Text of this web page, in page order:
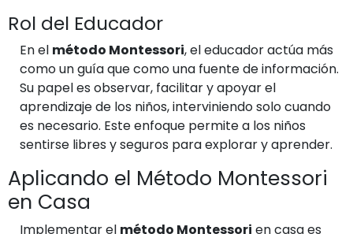
Rol del Educador
En el método Montessori, el educador actúa más
como un guía que como una fuente de información.
Su papel es observar, facilitar y apoyar el
aprendizaje de los niños, interviniendo solo cuando
es necesario. Este enfoque permite a los niños
sentirse libres y seguros para explorar y aprender.
Aplicando el Método Montessori
en Casa
Implementar el método Montessori en casa es